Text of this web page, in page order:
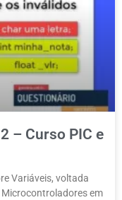
– Curso PIC e
Variáveis, voltada
em